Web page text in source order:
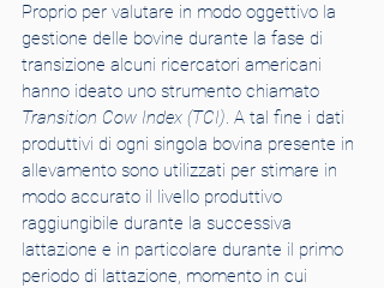
Proprio per valutare in modo oggettivo la
gestione delle bovine durante la fase di
transizione alcuni ricercatori americani
hanno ideato uno strumento chiamato
Transition Cow Index (TCI). A tal fine i dati
produttivi di ogni singola bovina presente in
allevamento sono utilizzati per stimare in
modo accurato il livello produttivo
raggiungibile durante la successiva
lattazione e in particolare durante il primo
periodo di lattazione, momento in cui